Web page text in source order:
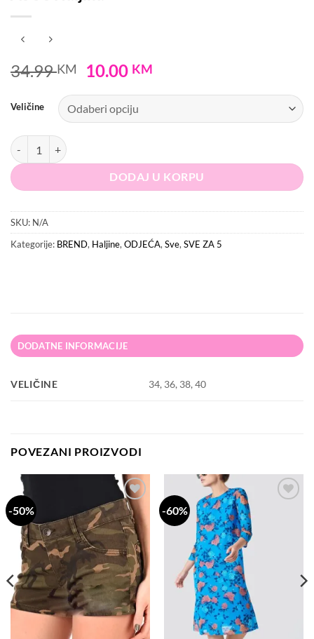
34.99KM
Original
was:
34.99 KM.
10.00 KM
10.00 KM.
Veličine
ASOS Haljina količina
DODAJ U KORPU
SKU: N/A
Kategorije: BREND, Haljine, ODJEĆA, Sve, SVE ZA 5
DODATNE INFORMACIJE
VELIČINE 34, 36, 38, 40
POVEZANI PROIZVODI
-50%
Dodaj
na
listu
želja
-60%